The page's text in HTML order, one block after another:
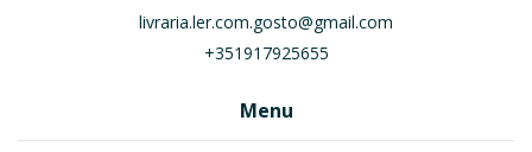
livraria.ler.com.gosto@gmail.com
+351917925655
Menu